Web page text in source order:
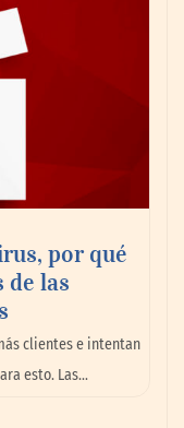
que menos
ante notario
por qué
de las
clientes e intentan
esto. Las…